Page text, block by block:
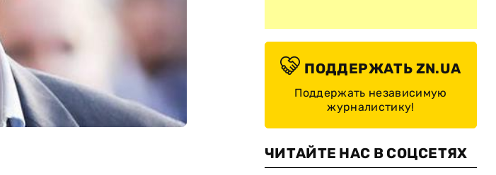
ПОДДЕРЖАТЬ ZN.UA
Поддержать независимую
журналистику!
ЧИТАЙТЕ НАС В СОЦСЕТЯХ